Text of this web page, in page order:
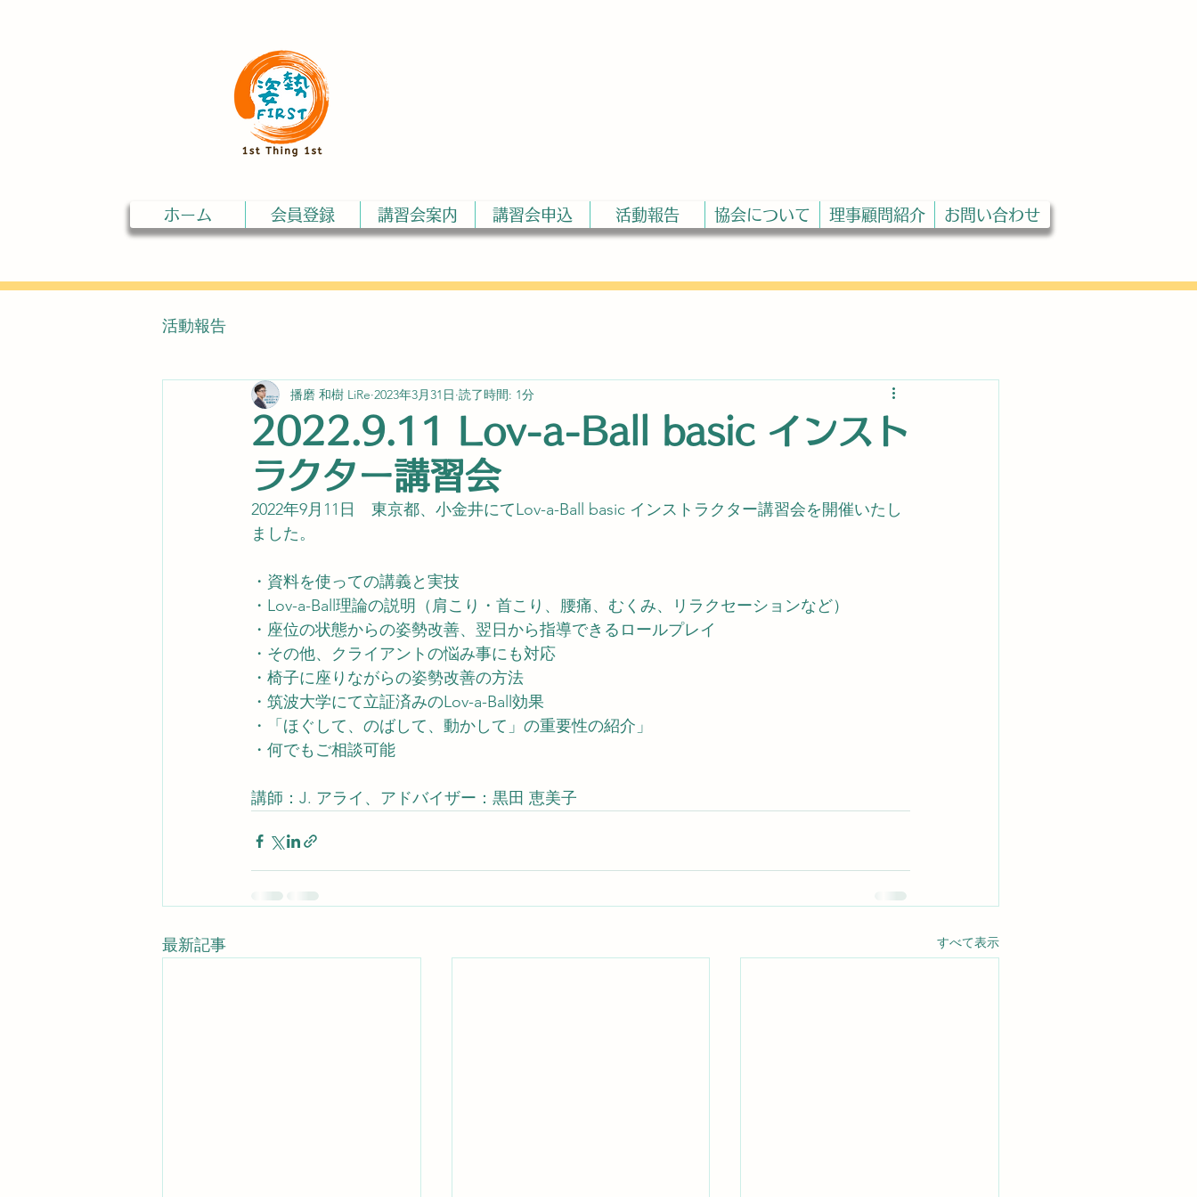
ホーム 会員登録 講習会案内 講習会申込 活動報告 協会について 理事顧問紹介 お問い合わせ
活動報告
2022.9.11 Lov-a-Ball basic インスト
ラクター講習会
播磨 和樹 LiRe 2023年3月31日 読了時間: 1分
2022年9月11日　東京都、小金井にてLov-a-Ball basic インストラクター講習会を開催いたし
ました。
・資料を使っての講義と実技
・Lov-a-Ball理論の説明（肩こり・首こり、腰痛、むくみ、リラクセーションなど）
・座位の状態からの姿勢改善、翌日から指導できるロールプレイ
・その他、クライアントの悩み事にも対応
・椅子に座りながらの姿勢改善の方法
・筑波大学にて立証済みのLov-a-Ball効果
・「ほぐして、のばして、動かして」の重要性の紹介」
・何でもご相談可能
講師：J. アライ、アドバイザー：黒田 恵美子
最新記事 すべて表示